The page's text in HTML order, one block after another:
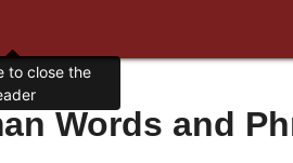
Words and
to close the